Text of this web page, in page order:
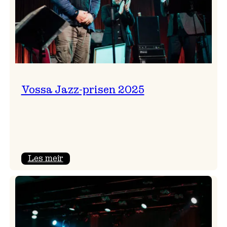
Vossa Jazz-prisen 2025
Les meir:
prisen
2025